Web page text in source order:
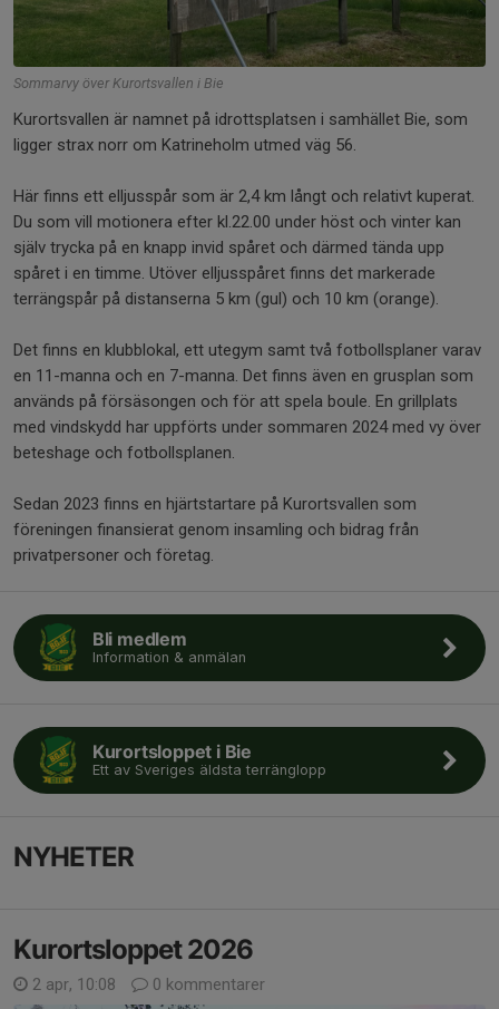
Sommarvy över Kurortsvallen i Bie
Kurortsvallen är namnet på idrottsplatsen i samhället Bie, som
ligger strax norr om Katrineholm utmed väg 56.
Här finns ett elljusspår som är 2,4 km långt och relativt kuperat.
Du som vill motionera efter kl.22.00 under höst och vinter kan
själv trycka på en knapp invid spåret och därmed tända upp
spåret i en timme. Utöver elljusspåret finns det markerade
terrängspår på distanserna 5 km (gul) och 10 km (orange).
Det finns en klubblokal, ett utegym samt två fotbollsplaner varav
en 11-manna och en 7-manna. Det finns även en grusplan som
används på försäsongen och för att spela boule. En grillplats
med vindskydd har uppförts under sommaren 2024 med vy över
beteshage och fotbollsplanen.
Sedan 2023 finns en hjärtstartare på Kurortsvallen som
föreningen finansierat genom insamling och bidrag från
privatpersoner och företag.
Bli medlem
Information & anmälan
Kurortsloppet i Bie
Ett av Sveriges äldsta terränglopp
NYHETER
Kurortsloppet 2026
2 apr, 10:08 0 kommentarer